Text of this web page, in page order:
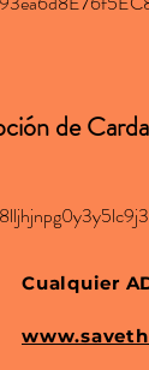
de
Cualquier